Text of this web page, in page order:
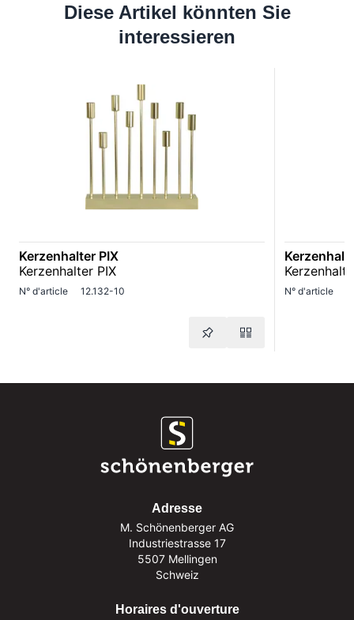
Diese Artikel könnten Sie
interessieren
Kerzenhalter PIX
Kerzenhalter PIX
N° d'article 12.132-10 N° d'article
Adresse
M. Schönenberger AG
Industriestrasse 17
5507 Mellingen
Schweiz
Horaires d'ouverture